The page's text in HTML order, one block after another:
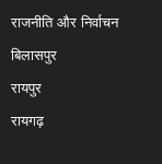
राजनीति और निर्वाचन
बिलासपुर
रायपुर
रायगढ़